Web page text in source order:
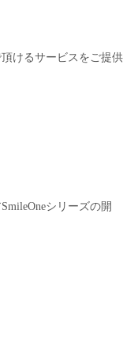
けるサービスをご提供
シリーズの開